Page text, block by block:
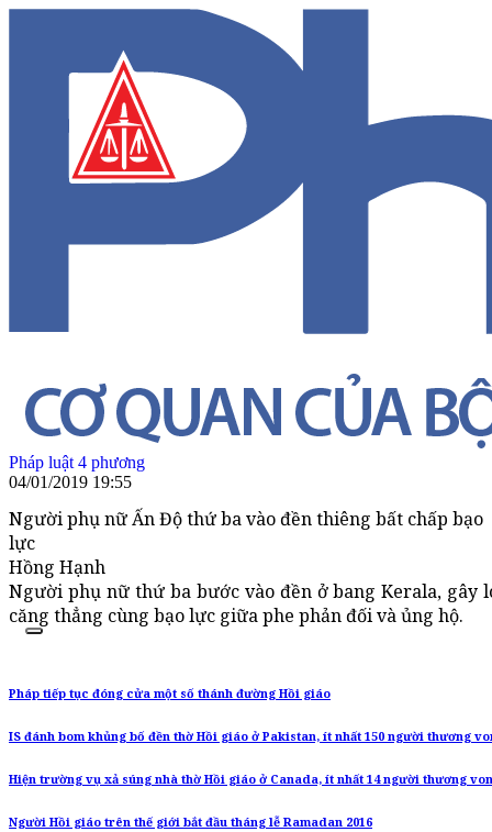
Pháp luật 4 phương
04/01/2019 19:55
Người phụ nữ Ấn Độ thứ ba vào đền thiêng bất chấp bạo
lực
Hồng Hạnh
Người phụ nữ thứ ba bước vào đền ở bang Kerala, gây
căng thẳng cùng bạo lực giữa phe phản đối và ủng hộ.
Pháp tiếp tục đóng cửa một số thánh đường Hồi giáo
IS đánh bom khủng bố đền thờ Hồi giáo ở Pakistan, ít nhất 150 người thương
Hiện trường vụ xả súng nhà thờ Hồi giáo ở Canada, ít nhất 14 người thương
Người Hồi giáo trên thế giới bắt đầu tháng lễ Ramadan 2016